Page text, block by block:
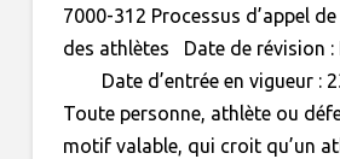
7000-312 Processus d’appel
des athlètes Date de révision
Date d’entrée en vigueur :
Toute personne, athlète ou
motif valable, qui croit qu’un